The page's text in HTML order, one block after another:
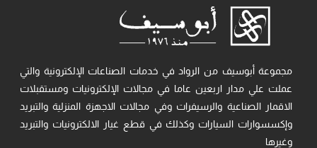
مجموعة أبوسيف من الرواد في خدمات الصناعات الإلكترونية والتي
عملت علي مدار اربعين عاما في مجالات الإلكترونيات ومستقبلات
الاقمار الصناعية والرسيفرات وفي مجالات الاجهزة المنزلية والتبريد
وإكسسوارات السيارات وكذلك في قطع غيار الالكترونيات والتبريد
وغيرها